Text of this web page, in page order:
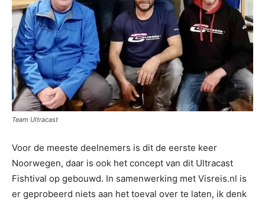
Team Ultracast
Voor de meeste deelnemers is dit de eerste keer
Noorwegen, daar is ook het concept van dit Ultracast
Fishtival op gebouwd. In samenwerking met Visreis.nl is
er geprobeerd niets aan het toeval over te laten, ik denk